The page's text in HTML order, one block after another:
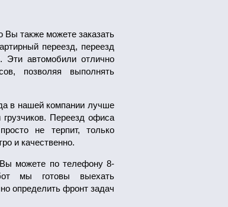
также можете заказать
переезд, переезд
автомобили отлично
позволяя выполнять
в нашей компании лучше
Переезд офиса
не терпит, только
и качественно.
Вы можете по телефону 8-
мы готовы выехать
определить фронт задач